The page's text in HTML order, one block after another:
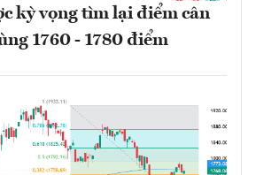
kỳ vọng tìm lại điểm cân
1760 - 1780 điểm